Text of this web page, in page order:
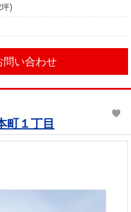
)
問い合わせ
町１丁目